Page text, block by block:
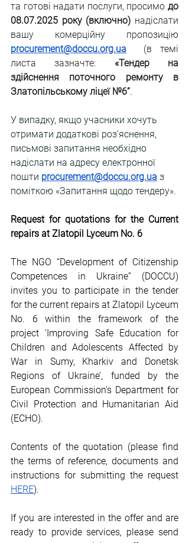
та готові надати послуги, просимо до
08.07.2025 року (включно) надіслати
procurement@doccu.org.ua
(в темі
листа зазначте: «Тендер на
здійснення поточного ремонту в
Златопільському ліцеї №6”.
У випадку, якщо учасники хочуть
отримати додаткові роз’яснення,
письмові запитання необхідно
надіслати на адресу електронної
пошти procurement@doccu.org.ua з
поміткою «Запитання щодо тендеру».
Request for quotations for the Current
repairs at Zlatopil Lyceum No. 6
The NGO “Development of Citizenship
Competences in Ukraine” (DOCCU)
invites you to participate in the tender
for the current repairs at Zlatopil Lyceum
No. 6 within the framework of the
project ‘Improving Safe Education for
Children and Adolescents Affected by
War in Sumy, Kharkiv and Donetsk
Regions of Ukraine’, funded by the
European Commission's Department for
Civil Protection and Humanitarian Aid
(ECHO).
Contents of the quotation (please find
the terms of reference, documents and
HERE).
If you are interested in the offer and are
ready to provide services, please send